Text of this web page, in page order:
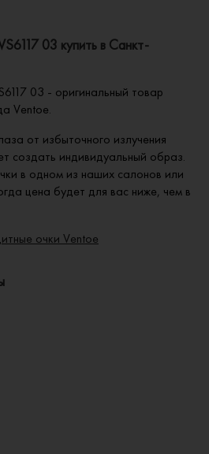
03 купить в Санкт-
03 - оригинальный товар
Ventoe.
от избыточного излучения
создать индивидуальный образ.
в одном из наших салонов или
цена будет для вас ниже, чем в
очки Ventoe